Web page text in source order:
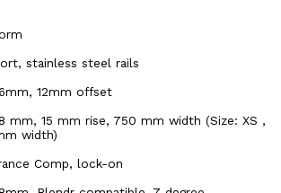
stainless steel rails
12mm offset
mm, 15 mm rise, 750 mm width (Size: XS ,
width)
Comp, lock-on